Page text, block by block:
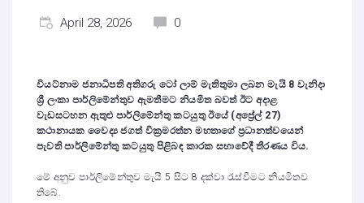
April 28, 2026 0
වියට්නාම ජනාධිපති අතිගරු ටෝ ලාම් මැතිතුමා ලබන මැයි 8 වැනිදා
ශ්‍රී ලංකා පාර්ලිමේන්තුව ඇමතීමට නියමිත බවත් ඊට අදාළ
වැඩසටහන ඇතුළු පාර්ලිමේන්තු කටයුතු ඊයේ (අප්‍රේල් 27)
කථානායක වෛද්‍ය ජගත් වික්‍රමරත්න මහතාගේ ප්‍රධානත්වයෙන්
පැවති පාර්ලිමේන්තු කටයුතු පිළිබඳ කාරක සභාවේදී තීරණය විය.
මේ අනුව පාර්ලිමේන්තුව මැයි 5 සිට 8 දක්වා රැස්වීමට නියමිතව
තිබේ.